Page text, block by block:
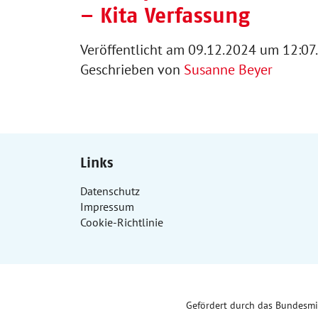
– Kita Verfassung
Veröffentlicht am 09.12.2024 um 12:07.
Geschrieben von Susanne Beyer
Links
Datenschutz
Impressum
Cookie-Richtlinie
Gefördert durch das